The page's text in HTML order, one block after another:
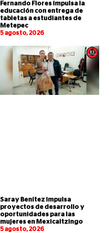
Fernando Flores impulsa la
educación con entrega de
tabletas a estudiantes de
Metepec
5 agosto, 2026
Saray Benítez impulsa
proyectos de desarrollo y
oportunidades para las
mujeres en Mexicaltzingo
5 agosto, 2026